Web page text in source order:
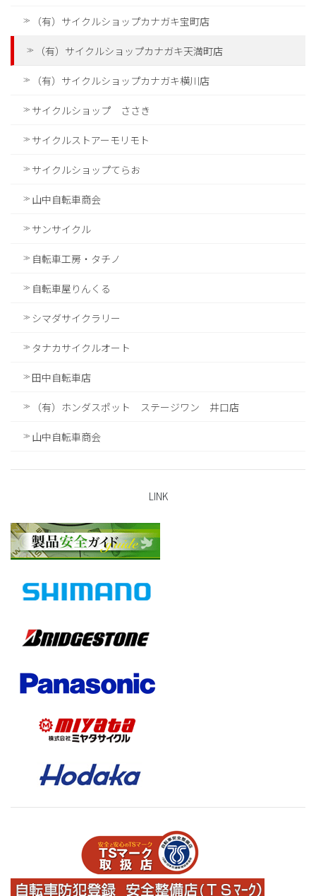
（有）サイクルショップカナガキ宝町店
（有）サイクルショップカナガキ天満町店
（有）サイクルショップカナガキ横川店
サイクルショップ ささき
サイクルストアーモリモト
サイクルショップてらお
山中自転車商会
サンサイクル
自転車工房・タチノ
自転車屋りんくる
シマダサイクラリー
タナカサイクルオート
田中自転車店
（有）ホンダスポット ステージワン 井口店
山中自転車商会
LINK